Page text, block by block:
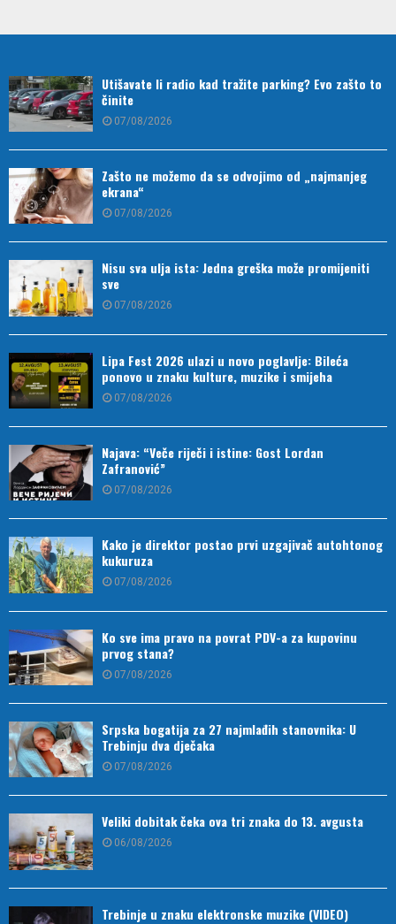
Utišavate li radio kad tražite parking? Evo zašto to
činite
07/08/2026
Zašto ne možemo da se odvojimo od „najmanjeg
ekrana“
07/08/2026
Nisu sva ulja ista: Jedna greška može promijeniti
sve
07/08/2026
Lipa Fest 2026 ulazi u novo poglavlje: Bileća
ponovo u znaku kulture, muzike i smijeha
07/08/2026
Najava: “Veče riječi i istine: Gost Lordan
Zafranović”
07/08/2026
Kako je direktor postao prvi uzgajivač autohtonog
kukuruza
07/08/2026
Ko sve ima pravo na povrat PDV-a za kupovinu
prvog stana?
07/08/2026
Srpska bogatija za 27 najmlađih stanovnika: U
Trebinju dva dječaka
07/08/2026
Veliki dobitak čeka ova tri znaka do 13. avgusta
06/08/2026
Trebinje u znaku elektronske muzike (VIDEO)